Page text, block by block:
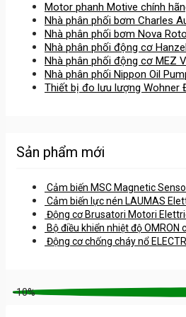
Motor phanh Motive chính
Nhà phân phối bơm Charles
Nhà phân phối bơm Nova
Nhà phân phối động cơ
Nhà phân phối động cơ MEZ
Nhà phân phối Nippon Oil
Thiết bị đo lưu lượng Wohner
Sản phẩm mới
Cảm biến MSC Magnetic
Cảm biến lực nén LAUMAS
Động cơ Brusatori Motori
Bộ điều khiển nhiệt độ OMRON
Động cơ chống cháy nổ
-10%